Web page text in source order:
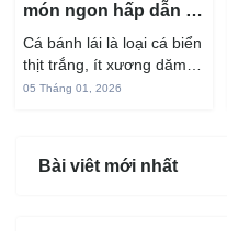
món ngon hấp dẫn từ
cá bánh lái
Cá bánh lái là loại cá biển
thịt trắng, ít xương dăm,
vị ngọt và rất dễ ăn khi
thể...
05 Tháng 01, 2026
Bài viêt mới nhất